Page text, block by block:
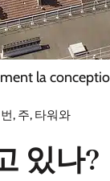
la
, 주, 타워와
있나?